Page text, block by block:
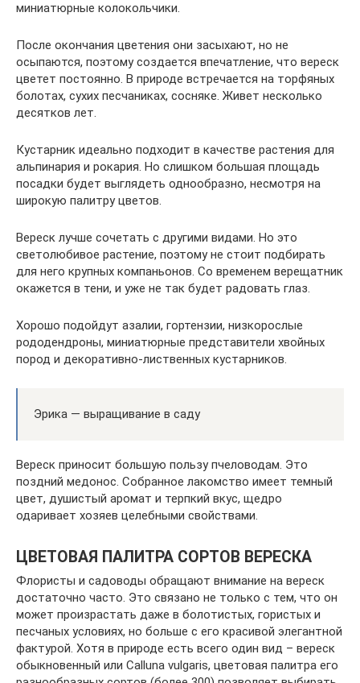
миниатюрные колокольчики.
После окончания цветения они засыхают, но не
осыпаются, поэтому создается впечатление, что вереск
цветет постоянно. В природе встречается на торфяных
болотах, сухих песчаниках, сосняке. Живет несколько
десятков лет.
Кустарник идеально подходит в качестве растения для
альпинария и рокария. Но слишком большая площадь
посадки будет выглядеть однообразно, несмотря на
широкую палитру цветов.
Вереск лучше сочетать с другими видами. Но это
светолюбивое растение, поэтому не стоит подбирать
для него крупных компаньонов. Со временем верещатник
окажется в тени, и уже не так будет радовать глаз.
Хорошо подойдут азалии, гортензии, низкорослые
рододендроны, миниатюрные представители хвойных
пород и декоративно-лиственных кустарников.
Эрика — выращивание в саду
Вереск приносит большую пользу пчеловодам. Это
поздний медонос. Собранное лакомство имеет темный
цвет, душистый аромат и терпкий вкус, щедро
одаривает хозяев целебными свойствами.
ЦВЕТОВАЯ ПАЛИТРА СОРТОВ ВЕРЕСКА
Флористы и садоводы обращают внимание на вереск
достаточно часто. Это связано не только с тем, что он
может произрастать даже в болотистых, гористых и
песчаных условиях, но больше с его красивой элегантной
фактурой. Хотя в природе есть всего один вид – вереск
обыкновенный или Calluna vulgaris, цветовая палитра его